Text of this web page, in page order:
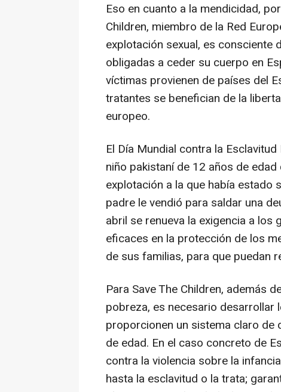
Eso en cuanto a la mendicidad,
Children, miembro de la Red
explotación sexual, es consciente
obligadas a ceder su cuerpo en
víctimas provienen de países del
tratantes se benefician de la
europeo.
El Día Mundial contra la
niño pakistaní de 12 años de
explotación a la que había estado
padre le vendió para saldar una
abril se renueva la exigencia a
eficaces en la protección de los
de sus familias, para que puedan
Para Save The Children, además
pobreza, es necesario
proporcionen un sistema claro de
de edad. En el caso concreto de
contra la violencia sobre la
hasta la esclavitud o la trata;